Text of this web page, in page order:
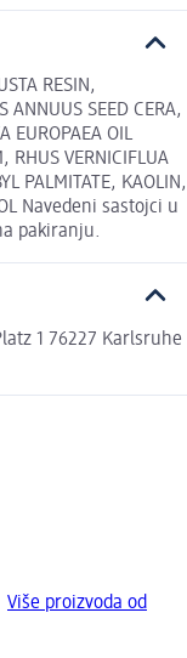
RESIN,
ANNUUS SEED CERA,
EUROPAEA OIL
RHUS VERNICIFLUA
PALMITATE, KAOLIN,
Navedeni sastojci u
pakiranju.
1 76227 Karlsruhe
Više proizvoda od